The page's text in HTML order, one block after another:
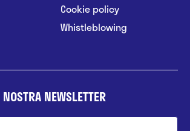
Cookie policy
Whistleblowing
NEWSLETTER